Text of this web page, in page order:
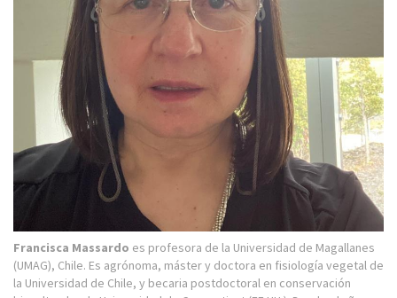
Francisca Massardo es profesora de la Universidad de Magallanes
(UMAG), Chile. Es agrónoma, máster y doctora en fisiología vegetal de
la Universidad de Chile, y becaria postdoctoral en conservación